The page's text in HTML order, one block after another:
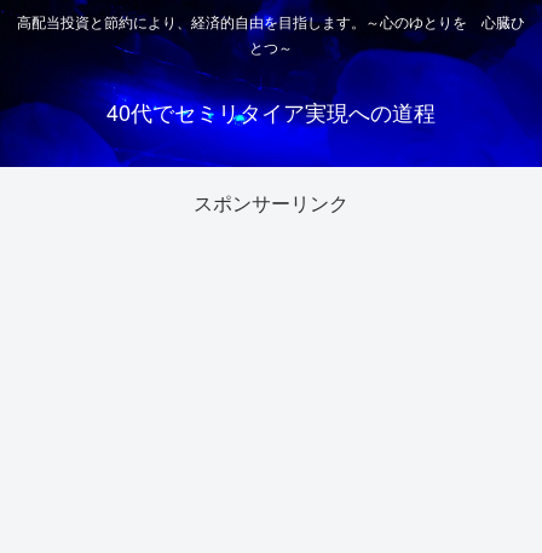
高配当投資と節約により、経済的自由を目指します。～心のゆとりを 心臓ひ
とつ～
40代でセミリタイア実現への道程
スポンサーリンク